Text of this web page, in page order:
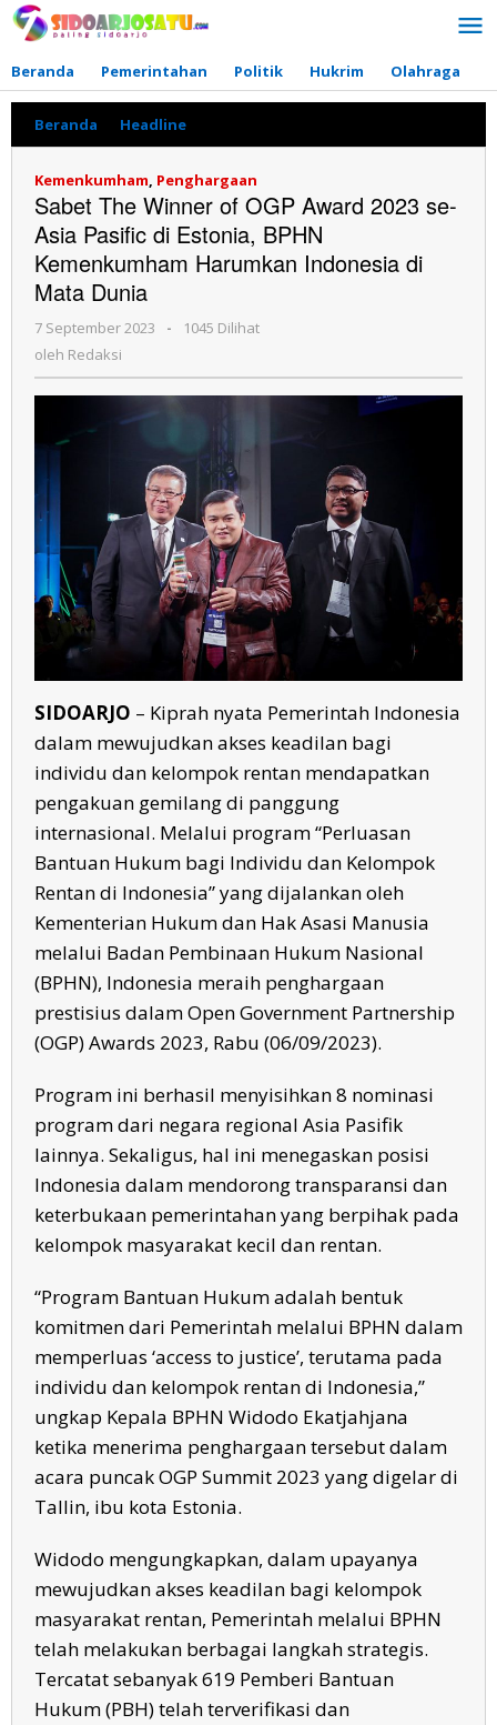
Lewati
ke
Beranda
Pemerintahan Politik Hukrim Olahraga
Beranda Headline
The
of
OGP
Award
2023
se-
di
BPHN
Kemenkumham
Harumkan
Indonesia
di
Mata
Dunia
Kemenkumham, Penghargaan
Sabet The Winner of OGP Award 2023 se-
Asia Pasific di Estonia, BPHN
Kemenkumham Harumkan Indonesia di
Mata Dunia
7 September 2023
oleh
-
1045 Dilihat
oleh Redaksi
SIDOARJO – Kiprah nyata Pemerintah Indonesia
dalam mewujudkan akses keadilan bagi
individu dan kelompok rentan mendapatkan
pengakuan gemilang di panggung
internasional. Melalui program “Perluasan
Bantuan Hukum bagi Individu dan Kelompok
Rentan di Indonesia” yang dijalankan oleh
Kementerian Hukum dan Hak Asasi Manusia
melalui Badan Pembinaan Hukum Nasional
(BPHN), Indonesia meraih penghargaan
prestisius dalam Open Government Partnership
(OGP) Awards 2023, Rabu (06/09/2023).
Program ini berhasil menyisihkan 8 nominasi
program dari negara regional Asia Pasifik
lainnya. Sekaligus, hal ini menegaskan posisi
Indonesia dalam mendorong transparansi dan
keterbukaan pemerintahan yang berpihak pada
kelompok masyarakat kecil dan rentan.
“Program Bantuan Hukum adalah bentuk
komitmen dari Pemerintah melalui BPHN dalam
memperluas ‘access to justice’, terutama pada
individu dan kelompok rentan di Indonesia,”
ungkap Kepala BPHN Widodo Ekatjahjana
ketika menerima penghargaan tersebut dalam
acara puncak OGP Summit 2023 yang digelar di
Tallin, ibu kota Estonia.
Widodo mengungkapkan, dalam upayanya
mewujudkan akses keadilan bagi kelompok
masyarakat rentan, Pemerintah melalui BPHN
telah melakukan berbagai langkah strategis.
Tercatat sebanyak 619 Pemberi Bantuan
Hukum (PBH) telah terverifikasi dan